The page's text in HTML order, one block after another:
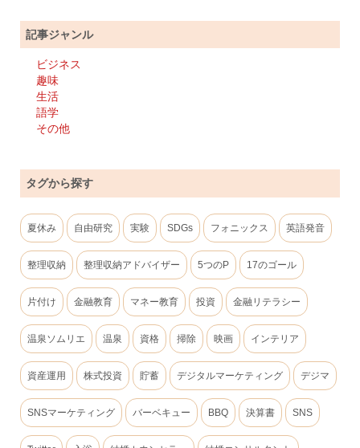
記事ジャンル
ビジネス
趣味
生活
語学
その他
タグから探す
夏休み 自由研究 実験 SDGs フォニックス 英語発音
整理収納 整理収納アドバイザー 5つのP 17のゴール
片付け 金融教育 マネー教育 投資 金融リテラシー
温泉ソムリエ 温泉 資格 掃除 映画 インテリア
資産運用 株式投資 貯蓄 デジタルマーケティング デジマ
SNSマーケティング バーベキュー BBQ 決算書 SNS